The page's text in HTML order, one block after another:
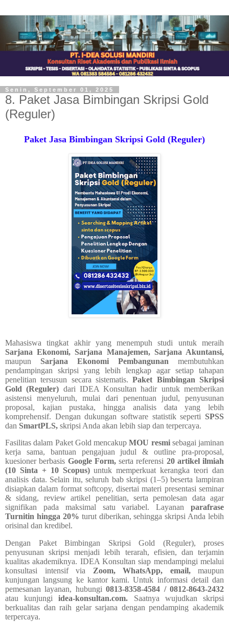
Senin, September 01, 2025
8. Paket Jasa Bimbingan Skripsi Gold
(Reguler)
Paket Jasa Bimbingan Skripsi Gold (Reguler)
Mahasiswa tingkat akhir yang menempuh studi untuk meraih
Sarjana Ekonomi, Sarjana Manajemen, Sarjana Akuntansi,
maupun Sarjana Ekonomi Pembangunan membutuhkan
pendampingan skripsi yang lebih lengkap agar setiap tahapan
penelitian tersusun secara sistematis.Paket Bimbingan Skripsi
Gold (Reguler) dari IDEA Konsultan hadir untuk memberikan
asistensi menyeluruh, mulai dari penentuan judul, penyusunan
proposal, kajian pustaka, hingga analisis data yang lebih
komprehensif. Dengan dukungan software statistik seperti SPSS
dan SmartPLS, skripsi Anda akan lebih siap dan terpercaya.
Fasilitas dalam Paket Gold mencakupMOU resmisebagai jaminan
kerja sama, bantuan pengajuan judul & outline pra-proposal,
kuesioner berbasis Google Form,serta referensi 20 artikel ilmiah
(10 Sinta + 10 Scopus)untuk memperkuat kerangka teori dan
analisis data. Selain itu, seluruh bab skripsi (1–5) beserta lampiran
disiapkan dalam format softcopy, disertai materi presentasi seminar
& sidang, review artikel penelitian, serta pemolesan data agar
signifikan pada maksimal satu variabel. Layanan parafrase
Turnitin hingga 20% turut diberikan, sehingga skripsi Anda lebih
orisinal dan kredibel.
Dengan Paket Bimbingan Skripsi Gold (Reguler), proses
penyusunan skripsi menjadi lebih terarah, efisien, dan terjamin
kualitas akademiknya. IDEA Konsultan siap mendampingi melalui
konsultasi intensif via Zoom, WhatsApp, email,maupun
kunjungan langsung ke kantor kami. Untuk informasi detail dan
pemesanan layanan, hubungi0813-8358-4584 / 0812-8643-2432
atau kunjungiidea-konsultan.com. Saatnya wujudkan skripsi
berkualitas dan raih gelar sarjana dengan pendamping akademik
terpercaya.